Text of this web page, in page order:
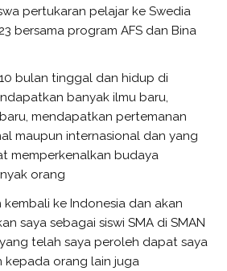
pertukaran pelajar ke Swedia
bersama program AFS dan Bina
bulan tinggal dan hidup di
banyak ilmu baru,
mendapatkan pertemanan
maupun internasional dan yang
memperkenalkan budaya
orang
kembali ke Indonesia dan akan
saya sebagai siswi SMA di SMAN
telah saya peroleh dapat saya
kepada orang lain juga